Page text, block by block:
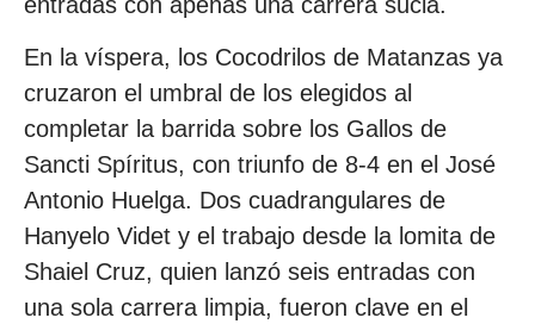
En la víspera, los Cocodrilos de Matanzas ya
cruzaron el umbral de los elegidos al
completar la barrida sobre los Gallos de
Sancti Spíritus, con triunfo de 8-4 en el José
Antonio Huelga. Dos cuadrangulares de
Hanyelo Videt y el trabajo desde la lomita de
Shaiel Cruz, quien lanzó seis entradas con
una sola carrera limpia, fueron clave en el